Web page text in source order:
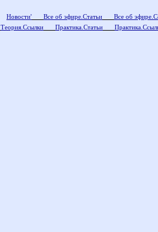
Новости' Все об эфире.Статьи
Все об
Теория.Ссылки
Практика.Статьи